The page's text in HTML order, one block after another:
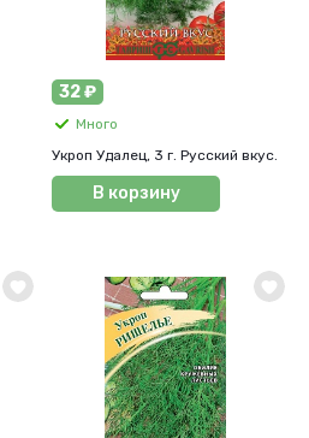
32 ₽
Много
Укроп Удалец, 3 г. Русский вкус.
В корзину